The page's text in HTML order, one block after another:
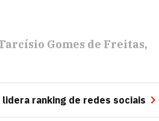
Gomes de Freitas
ranking de redes sociais